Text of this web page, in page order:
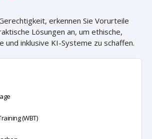
erkennen Sie Vorurteile
Lösungen an, um ethische,
und inklusive KI-Systeme zu schaffen.
(WBT)